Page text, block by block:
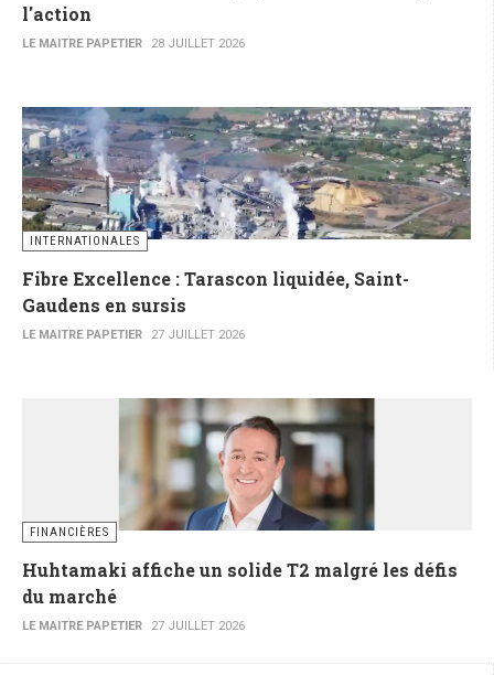
l'action
LE MAITRE PAPETIER 28 JUILLET 2026
INTERNATIONALES
Fibre Excellence : Tarascon liquidée, Saint-
Gaudens en sursis
LE MAITRE PAPETIER 27 JUILLET 2026
FINANCIÈRES
Huhtamaki affiche un solide T2 malgré les défis
du marché
LE MAITRE PAPETIER 27 JUILLET 2026